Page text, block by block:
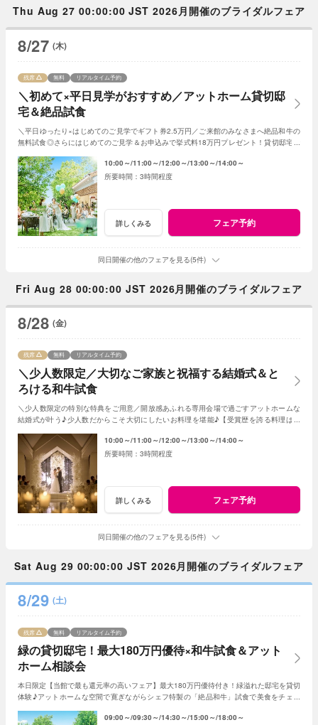
Thu Aug 27 00:00:00 JST 2026月開催のブライダルフェア
8/27 (木)
＼初めて×平日見学がおすすめ／アットホーム貸切邸
宅＆絶品試食
残席 無料 リアルタイム予約
＼平日ゆったり×はじめてのご見学でギフト券2.5万円／ご来館のみなさまへ絶品和牛の
無料試食◎さらにはじめてのご見学＆お申込みで挙式料18万円プレゼント！貸切邸宅で
10:00～ 11:00～ 12:00～ 13:00～ 14:00～
3時間程度
詳しくみる フェア予約
同日開催の他のフェアを見る(5件)
Fri Aug 28 00:00:00 JST 2026月開催のブライダルフェア
8/28 (金)
＼少人数限定／大切なご家族と祝福する結婚式＆と
ろける和牛試食
残席 無料 リアルタイム予約
＼少人数限定の特別な特典をご用意／開放感あふれる専用会場で過ごすアットホームな
結婚式が叶う♪少人数だからこそ大切にしたいお料理を堪能♪【受賞歴を誇る料理は必
10:00～ 11:00～ 12:00～ 13:00～ 14:00～
3時間程度
詳しくみる フェア予約
同日開催の他のフェアを見る(5件)
Sat Aug 29 00:00:00 JST 2026月開催のブライダルフェア
8/29 (土)
緑の貸切邸宅！最大180万円優待×和牛試食＆アット
ホーム相談会
残席 無料 リアルタイム予約
本日限定【当館で最も還元率の高いフェア】最大180万円優待付き！緑溢れた邸宅を貸切
体験♪アットホームな空間で寛ぎながらシェフ特製の「絶品和牛」試食で美食をチェッ
09:00～ 09:30～ 14:30～ 15:00～ 18:00～